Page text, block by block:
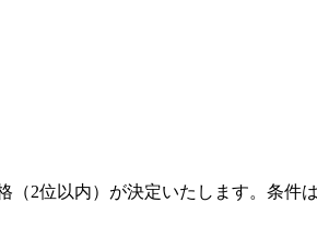
2位以内）が決定いたします。条件は